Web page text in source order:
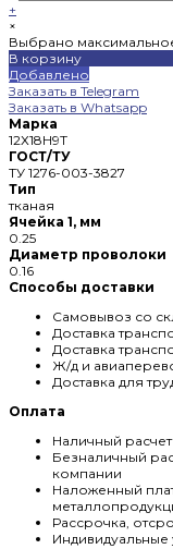
+
×
Выбрано
В корзину
Добавлено
Заказать в Telegram
Заказать в Whatsapp
Марка
12Х18Н9Т
ГОСТ/ТУ
ТУ 1276-003-3827
Тип
тканая
Ячейка 1, мм
0.25
Диаметр проволоки
0.16
Способы доставки
Самовывоз со
Доставка
Доставка
Ж/д и
Доставка для
Оплата
Наличный
Безналичный
компании
Наложенный
Рассрочка,
Индивидуальные